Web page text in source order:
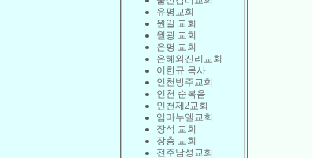
유평교회
원일 교회
월광 교회
은평 교회
은혜와진리교회
이한규 목사
인천방주교회
인천 순복음
인천제2교회
임마누엘교회
장석 교회
장충 교회
전주남성교회